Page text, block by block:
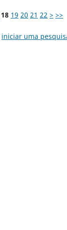
18 19 20 21 22 > >>
iniciar uma